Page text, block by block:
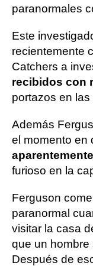
paranormales
Este
recientemente
Catchers a
recibidos con
portazos en las
Además
el momento en
furioso en la
Ferguson
paranormal
visitar la casa
que un hombre
Después de